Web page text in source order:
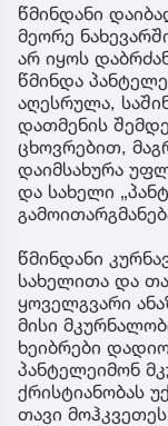
წმინდანი
მეორე
არ იყოს
წმინდა
აღესრულა,
დათმენის
ცხოვრებით,
დაიმსახურა
და სახელი
წმინდანი
სახელითა და
ყოველგვარი
მისი
ხეიბრები
პანტელეიმონ
ქრისტიანობას
თავი